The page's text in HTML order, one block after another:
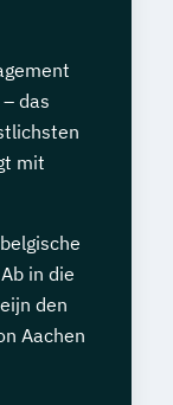
das
mit
in die
den
Aachen